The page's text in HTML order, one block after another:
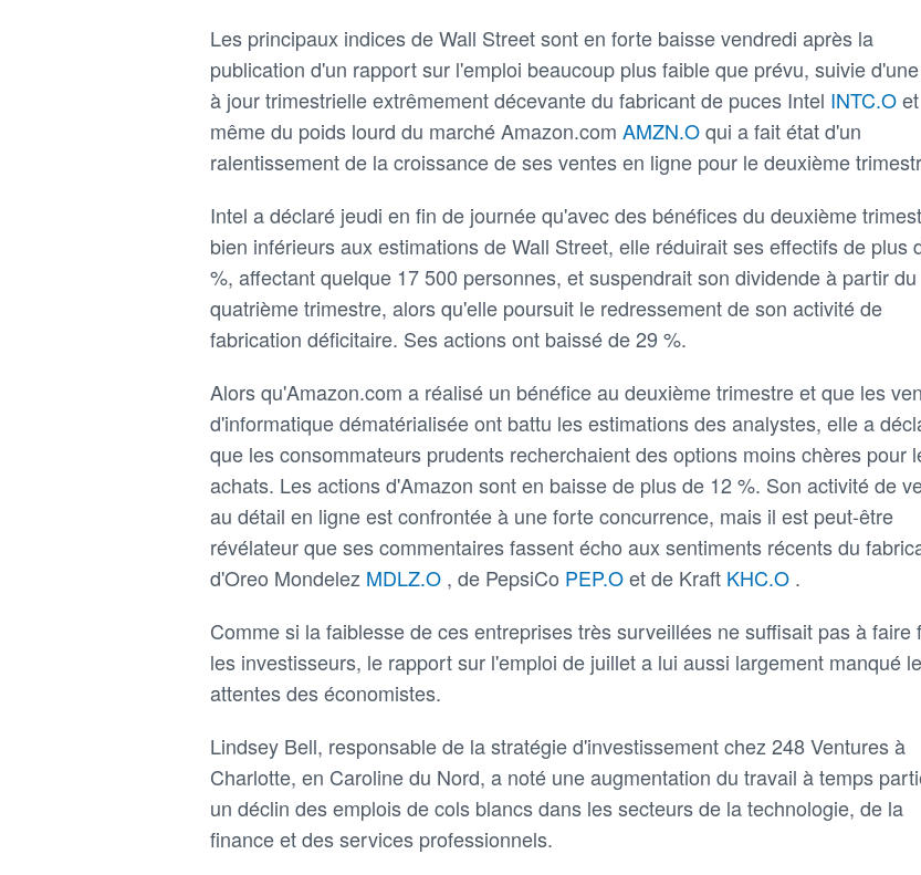
Les principaux indices de Wall Street sont en forte baisse vendredi après la
publication d'un rapport sur l'emploi beaucoup plus faible que prévu, suivie
à jour trimestrielle extrêmement décevante du fabricant de puces Intel INTC.Oet
même du poids lourd du marché Amazon.com AMZN.Oqui a fait état d'un
ralentissement de la croissance de ses ventes en ligne pour le deuxième
Intel a déclaré jeudi en fin de journée qu'avec des bénéfices du deuxième
bien inférieurs aux estimations de Wall Street, elle réduirait ses effectifs de plus
%, affectant quelque 17 500 personnes, et suspendrait son dividende à partir du
quatrième trimestre, alors qu'elle poursuit le redressement de son activité de
fabrication déficitaire. Ses actions ont baissé de 29 %.
Alors qu'Amazon.com a réalisé un bénéfice au deuxième trimestre et que les
d'informatique dématérialisée ont battu les estimations des analystes, elle a
que les consommateurs prudents recherchaient des options moins chères pour
achats. Les actions d'Amazon sont en baisse de plus de 12 %. Son activité de
au détail en ligne est confrontée à une forte concurrence, mais il est peut-être
révélateur que ses commentaires fassent écho aux sentiments récents du
d'Oreo Mondelez MDLZ.O , de PepsiCo PEP.Oet de Kraft KHC.O .
Comme si la faiblesse de ces entreprises très surveillées ne suffisait pas à faire
les investisseurs, le rapport sur l'emploi de juillet a lui aussi largement manqué
attentes des économistes.
Lindsey Bell, responsable de la stratégie d'investissement chez 248 Ventures à
Charlotte, en Caroline du Nord, a noté une augmentation du travail à temps
un déclin des emplois de cols blancs dans les secteurs de la technologie, de la
finance et des services professionnels.